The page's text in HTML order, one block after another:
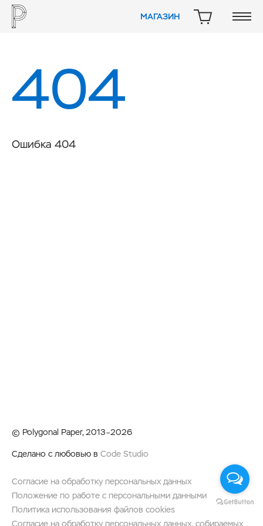
МАГАЗИН КОРЗИНА
404
Ошибка 404
© Polygonal Paper, 2013–2026
Сделано с любовью в Code Studio
Согласие на обработку персональных данных
Положение по работе с персональными данными
Политика использования файлов cookies
Согласие на обработку персональных данных, собираемых